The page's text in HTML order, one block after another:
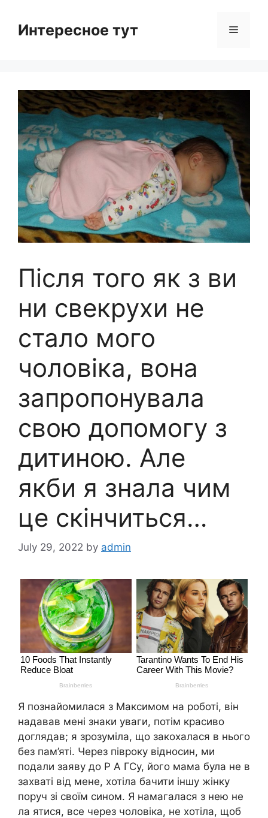
contentИнтересное тут Menu
Після того як з ви
ни свекрухи не
стало мого
чоловіка, вона
запропонувала
свою допомогу з
дитиною. Але
якби я знала чим
це скінчиться…
July 29, 2022 by admin
Я познайомилася з Максимом на роботі, він
надавав мені знаки уваги, потім красиво
доглядав; я зрозуміла, що закохалася в нього
без пам’яті. Через півроку відносин, ми
подали заяву до Р А ГСу, його мама була не в
захваті від мене, хотіла бачити іншу жінку
поруч зі своїм сином. Я намагалася з нею не
ла ятися, все через чоловіка, не хотіла, щоб